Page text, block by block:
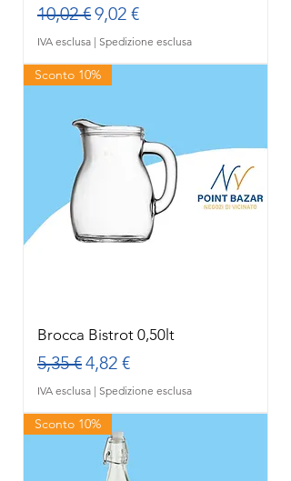
Prezzo regolare
10,02 €Prezzo scontato
9,02 €
IVA esclusa | Spedizione esclusa
Sconto 10%
Brocca Bistrot 0,50lt
Prezzo regolare
5,35 €Prezzo scontato
4,82 €
IVA esclusa | Spedizione esclusa
Sconto 10%